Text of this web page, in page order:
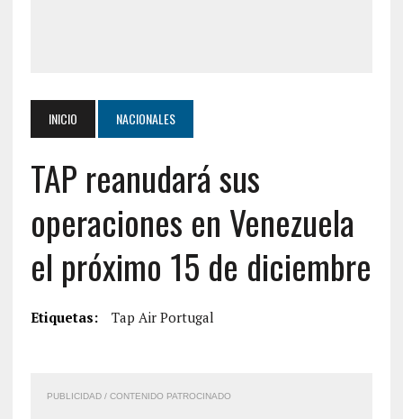
INICIO NACIONALES
TAP reanudará sus
operaciones en Venezuela
el próximo 15 de diciembre
Etiquetas: Tap Air Portugal
PUBLICIDAD / CONTENIDO PATROCINADO